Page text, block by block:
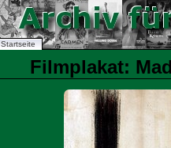
Startseite
Filmplakat: